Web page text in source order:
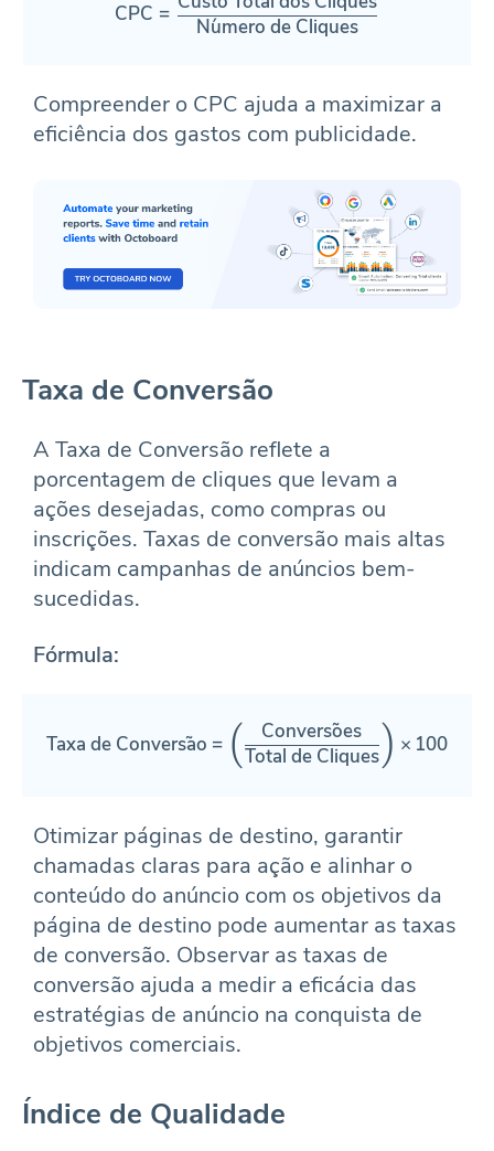
\text{CPC} =
CPC =
Numero de Cliques
Compreender o CPC ajuda a maximizar a
eficiência dos gastos com publicidade.
Taxa de Conversão
A Taxa de Conversão reflete a
porcentagem de cliques que levam a
ações desejadas, como compras ou
inscrições. Taxas de conversão mais altas
indicam campanhas de anúncios bem-
sucedidas.
Fórmula:
\text{Taxa de Conversão}
Taxa de Conversao = ( Total de Cliques
Conversoes ) × 100
Otimizar páginas de destino, garantir
chamadas claras para ação e alinhar o
conteúdo do anúncio com os objetivos da
página de destino pode aumentar as taxas
de conversão. Observar as taxas de
conversão ajuda a medir a eficácia das
estratégias de anúncio na conquista de
objetivos comerciais.
Índice de Qualidade